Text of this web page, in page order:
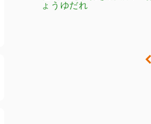
ょうゆだれ